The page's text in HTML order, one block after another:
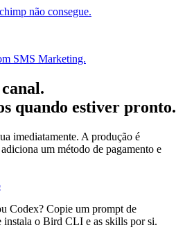
não consegue.
SMS Marketing.
quando estiver pronto.
imediatamente. A produção é
um método de pagamento e
Codex? Copie um prompt de
instala o Bird CLI e as skills por si.